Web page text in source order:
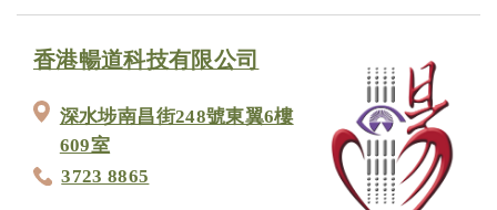
香港暢道科技有限公司
深水埗南昌街248號東翼6樓
609室
3723 8865